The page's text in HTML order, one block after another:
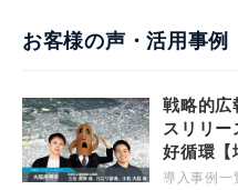
お客様の声・活用事例
戦略的広
スリリ
好循環【
導入事例一